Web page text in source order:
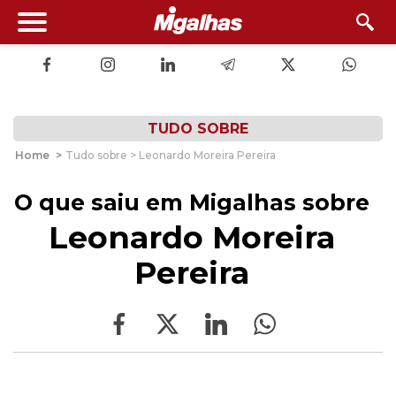
TUDO SOBRE
Home > Tudo sobre > Leonardo Moreira Pereira
O que saiu em Migalhas sobre
Leonardo Moreira
Pereira